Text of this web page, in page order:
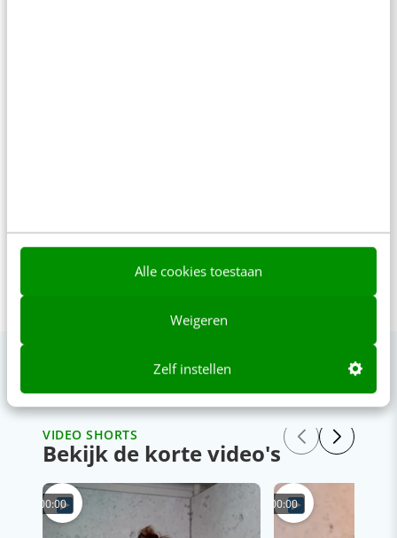
Alle cookies toestaan
Weigeren
Zelf instellen
VIDEO SHORTS
Bekijk de korte video's
00:00 00:00